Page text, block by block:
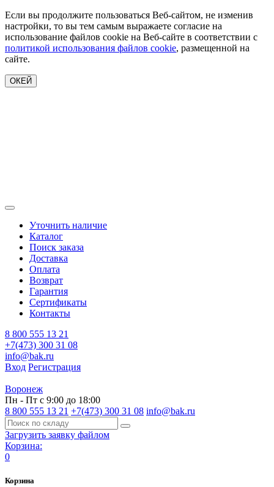
Если вы продолжите пользоваться Веб-сайтом, не изменив
настройки, то вы тем самым выражаете согласие на
использование файлов cookie на Веб-сайте в соответствии с
политикой использования файлов cookie, размещенной на
сайте.
ОКЕЙ
Уточнить наличие
Каталог
Поиск заказа
Доставка
Оплата
Возврат
Гарантия
Сертификаты
Контакты
8 800 555 13 21
+7(473) 300 31 08
info@bak.ru
Вход Регистрация
Воронеж
Пн - Пт с 9:00 до 18:00
8 800 555 13 21 +7(473) 300 31 08 info@bak.ru
Загрузить заявку файлом
Корзина:
0
Корзина